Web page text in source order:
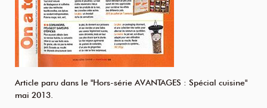
Article paru dans le "Hors-série AVANTAGES : Spécial cuisine"
mai 2013.